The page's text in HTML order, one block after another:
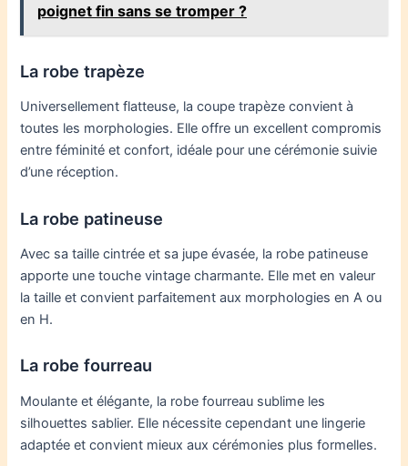
poignet fin sans se tromper ?
La robe trapèze
Universellement flatteuse, la coupe trapèze convient à
toutes les morphologies. Elle offre un excellent compromis
entre féminité et confort, idéale pour une cérémonie suivie
d’une réception.
La robe patineuse
Avec sa taille cintrée et sa jupe évasée, la robe patineuse
apporte une touche vintage charmante. Elle met en valeur
la taille et convient parfaitement aux morphologies en A ou
en H.
La robe fourreau
Moulante et élégante, la robe fourreau sublime les
silhouettes sablier. Elle nécessite cependant une lingerie
adaptée et convient mieux aux cérémonies plus formelles.